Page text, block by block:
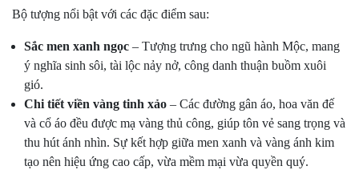
Bộ tượng nổi bật với các đặc điểm sau:
Sắc men xanh ngọc – Tượng trưng cho ngũ hành Mộc, mang
ý nghĩa sinh sôi, tài lộc nảy nở, công danh thuận buồm xuôi
gió.
Chi tiết viền vàng tinh xảo – Các đường gân áo, hoa văn đế
và cổ áo đều được mạ vàng thủ công, giúp tôn vẻ sang trọng và
thu hút ánh nhìn. Sự kết hợp giữa men xanh và vàng ánh kim
tạo nên hiệu ứng cao cấp, vừa mềm mại vừa quyền quý.